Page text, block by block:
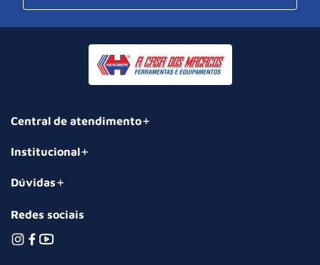
Central de atendimento
Institucional
Dúvidas
Redes sociais